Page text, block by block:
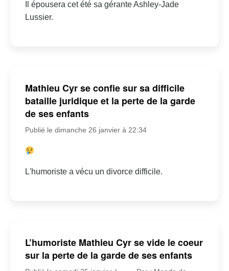
Il épousera cet été sa gérante Ashley-Jade
Lussier.
Mathieu Cyr se confie sur sa difficile
bataille juridique et la perte de la garde
de ses enfants
Publié le dimanche 26 janvier à 22:34
L'humoriste a vécu un divorce difficile.
L’humoriste Mathieu Cyr se vide le coeur
sur la perte de la garde de ses enfants